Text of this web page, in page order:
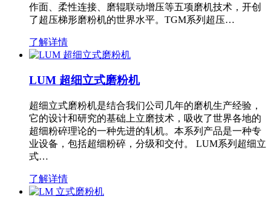
作面、柔性连接、磨辊联动增压等五项磨机技术，开创
了超压梯形磨粉机的世界水平。TGM系列超压…
了解详情
LUM 超细立式磨粉机
超细立式磨粉机是结合我们公司几年的磨机生产经验，
它的设计和研究的基础上立磨技术，吸收了世界各地的
超细粉碎理论的一种先进的轧机。本系列产品是一种专
业设备，包括超细粉碎，分级和交付。 LUM系列超细立
式…
了解详情